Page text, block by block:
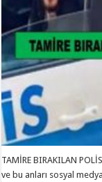
TAMİRE BIRAKILAN
ve bu anları sosyal